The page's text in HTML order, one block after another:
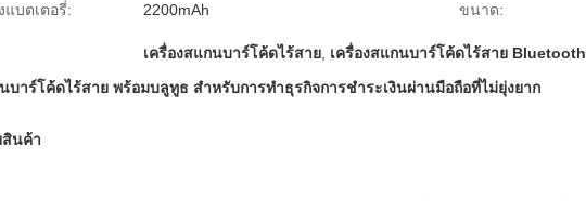
แบตเตอรี่: 2200mAh ขนาด:
เครื่องสแกนบาร์โค้ดไร้สาย เครื่องสแกนบาร์โค้ดไร้สาย Bluetooth
บาร์โค้ดไร้สาย พร้อมบลูทูธ สําหรับการทําธุรกิจการชําระเงินผ่านมือถือที่ไม่ยุ่งยาก
สินค้า